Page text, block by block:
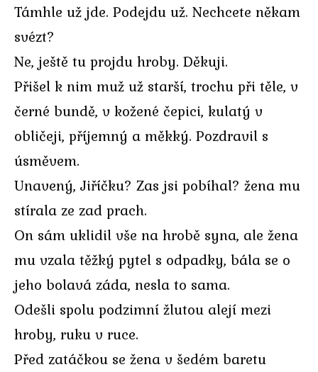
Támhle už jde. Podejdu už. Nechcete někam
svézt?
Ne, ještě tu projdu hroby. Děkuji.
Přišel k nim muž už starší, trochu při těle, v
černé bundě, v kožené čepici, kulatý v
obličeji, příjemný a měkký. Pozdravil s
úsměvem.
Unavený, Jiříčku? Zas jsi pobíhal? žena mu
stírala ze zad prach.
On sám uklidil vše na hrobě syna, ale žena
mu vzala těžký pytel s odpadky, bála se o
jeho bolavá záda, nesla to sama.
Odešli spolu podzimní žlutou alejí mezi
hroby, ruku v ruce.
Před zatáčkou se žena v šedém baretu